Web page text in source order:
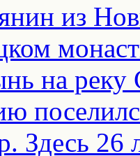
из
на
Здесь 26